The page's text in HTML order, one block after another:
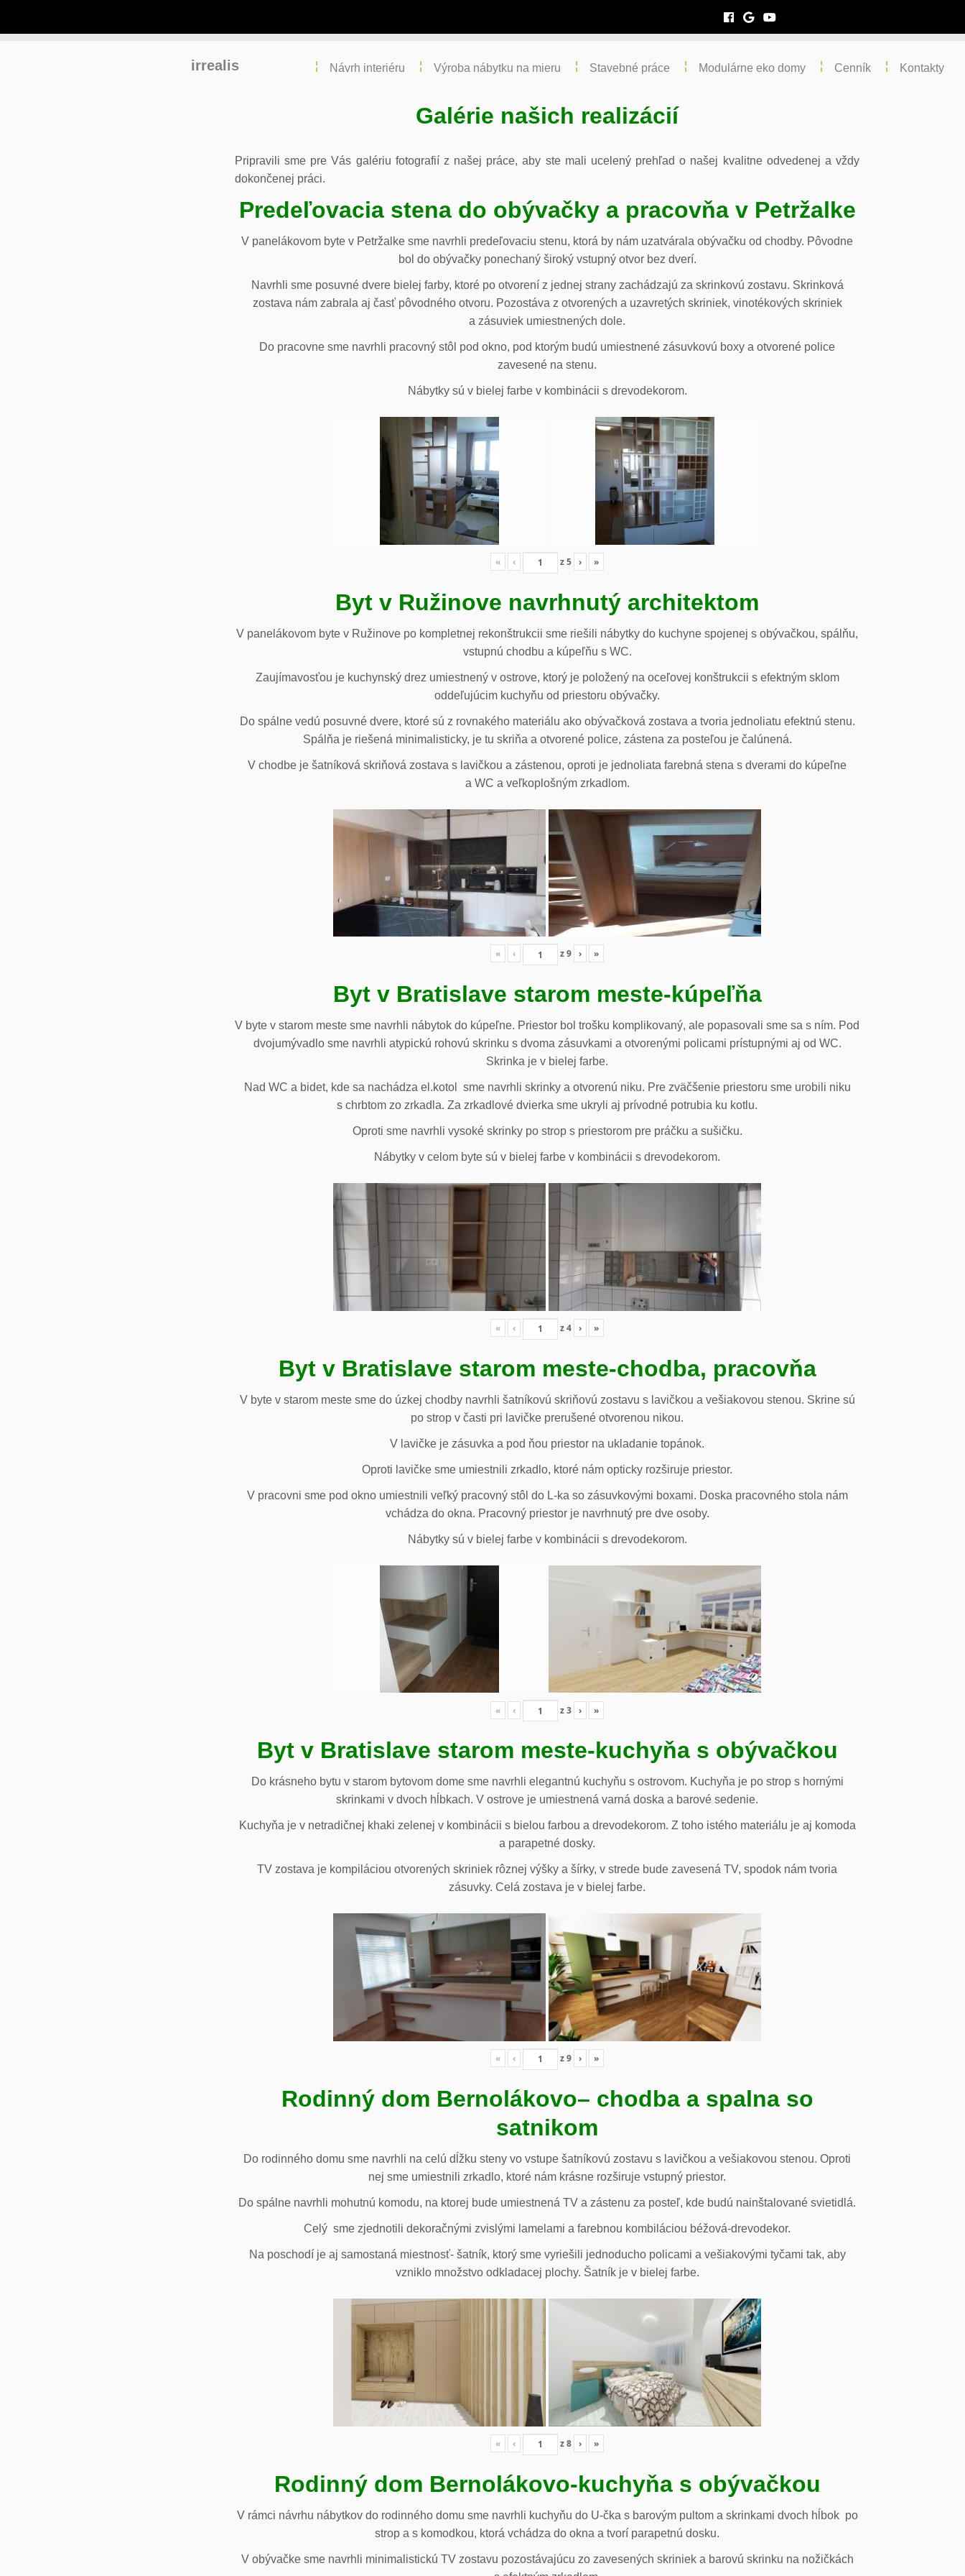
irrealis Návrh interiéru Výroba nábytku na mieru Stavebné práce Modulárne eko domy Cenník Kontakty
Galérie našich realizácií
Pripravili sme pre Vás galériu fotografií z našej práce, aby ste mali ucelený prehľad o našej kvalitne odvedenej a vždy
dokončenej práci.
Predeľovacia stena do obývačky a pracovňa v Petržalke
V panelákovom byte v Petržalke sme navrhli predeľovaciu stenu, ktorá by nám uzatvárala obývačku od chodby. Pôvodne
bol do obývačky ponechaný široký vstupný otvor bez dverí.
Navrhli sme posuvné dvere bielej farby, ktoré po otvorení z jednej strany zachádzajú za skrinkovú zostavu. Skrinková
zostava nám zabrala aj časť pôvodného otvoru. Pozostáva z otvorených a uzavretých skriniek, vinotékových skriniek
a zásuviek umiestnených dole.
Do pracovne sme navrhli pracovný stôl pod okno, pod ktorým budú umiestnené zásuvkovú boxy a otvorené police
zavesené na stenu.
Nábytky sú v bielej farbe v kombinácii s drevodekorom.
« ‹ z5 › »
Byt v Ružinove navrhnutý architektom
V panelákovom byte v Ružinove po kompletnej rekonštrukcii sme riešili nábytky do kuchyne spojenej s obývačkou, spálňu,
vstupnú chodbu a kúpeľňu s WC.
Zaujímavosťou je kuchynský drez umiestnený v ostrove, ktorý je položený na oceľovej konštrukcii s efektným sklom
oddeľujúcim kuchyňu od priestoru obývačky.
Do spálne vedú posuvné dvere, ktoré sú z rovnakého materiálu ako obývačková zostava a tvoria jednoliatu efektnú stenu.
Spálňa je riešená minimalisticky, je tu skriňa a otvorené police, zástena za posteľou je čalúnená.
V chodbe je šatníková skriňová zostava s lavičkou a zástenou, oproti je jednoliata farebná stena s dverami do kúpeľne
a WC a veľkoplošným zrkadlom.
« ‹ z9 › »
Byt v Bratislave starom meste-kúpeľňa
V byte v starom meste sme navrhli nábytok do kúpeľne. Priestor bol trošku komplikovaný, ale popasovali sme sa s ním. Pod
dvojumývadlo sme navrhli atypickú rohovú skrinku s dvoma zásuvkami a otvorenými policami prístupnými aj od WC.
Skrinka je v bielej farbe.
Nad WC a bidet, kde sa nachádza el.kotol sme navrhli skrinky a otvorenú niku. Pre zväčšenie priestoru sme urobili niku
s chrbtom zo zrkadla. Za zrkadlové dvierka sme ukryli aj prívodné potrubia ku kotlu.
Oproti sme navrhli vysoké skrinky po strop s priestorom pre práčku a sušičku.
Nábytky v celom byte sú v bielej farbe v kombinácii s drevodekorom.
« ‹ z4 › »
Byt v Bratislave starom meste-chodba, pracovňa
V byte v starom meste sme do úzkej chodby navrhli šatníkovú skriňovú zostavu s lavičkou a vešiakovou stenou. Skrine sú
po strop v časti pri lavičke prerušené otvorenou nikou.
V lavičke je zásuvka a pod ňou priestor na ukladanie topánok.
Oproti lavičke sme umiestnili zrkadlo, ktoré nám opticky rozširuje priestor.
V pracovni sme pod okno umiestnili veľký pracovný stôl do L-ka so zásuvkovými boxami. Doska pracovného stola nám
vchádza do okna. Pracovný priestor je navrhnutý pre dve osoby.
Nábytky sú v bielej farbe v kombinácii s drevodekorom.
« ‹ z3 › »
Byt v Bratislave starom meste-kuchyňa s obývačkou
Do krásneho bytu v starom bytovom dome sme navrhli elegantnú kuchyňu s ostrovom. Kuchyňa je po strop s hornými
skrinkami v dvoch hĺbkach. V ostrove je umiestnená varná doska a barové sedenie.
Kuchyňa je v netradičnej khaki zelenej v kombinácii s bielou farbou a drevodekorom. Z toho istého materiálu je aj komoda
a parapetné dosky.
TV zostava je kompiláciou otvorených skriniek rôznej výšky a šírky, v strede bude zavesená TV, spodok nám tvoria
zásuvky. Celá zostava je v bielej farbe.
« ‹ z9 › »
Rodinný dom Bernolákovo– chodba a spalna so
satnikom
Do rodinného domu sme navrhli na celú dĺžku steny vo vstupe šatníkovú zostavu s lavičkou a vešiakovou stenou. Oproti
nej sme umiestnili zrkadlo, ktoré nám krásne rozširuje vstupný priestor.
Do spálne navrhli mohutnú komodu, na ktorej bude umiestnená TV a zástenu za posteľ, kde budú nainštalované svietidlá.
Celý sme zjednotili dekoračnými zvislými lamelami a farebnou kombiláciou béžová-drevodekor.
Na poschodí je aj samostaná miestnosť- šatník, ktorý sme vyriešili jednoducho policami a vešiakovými tyčami tak, aby
vzniklo množstvo odkladacej plochy. Šatník je v bielej farbe.
« ‹ z8 › »
Rodinný dom Bernolákovo-kuchyňa s obývačkou
V rámci návrhu nábytkov do rodinného domu sme navrhli kuchyňu do U-čka s barovým pultom a skrinkami dvoch hĺbok po
strop a s komodkou, ktorá vchádza do okna a tvorí parapetnú dosku.
V obývačke sme navrhli minimalistickú TV zostavu pozostávajúcu zo zavesených skriniek a barovú skrinku na nožičkách